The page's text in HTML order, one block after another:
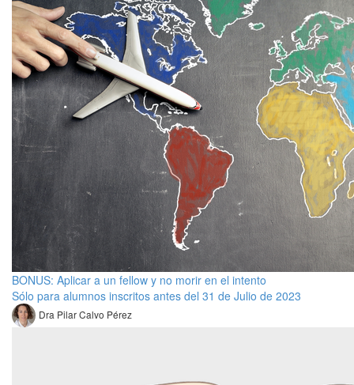
BONUS: Aplicar a un fellow y no morir en el intento
Sólo para alumnos inscritos antes del 31 de Julio de 2023
Dra Pilar Calvo Pérez